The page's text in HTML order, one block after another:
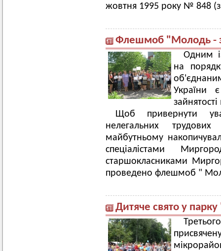
жовтня 1995 року № 848
Флешмоб "Молодь -
Одним
на
України
Щоб привернути
нелегальних
майбутньому
спеціалістами
старшокласниками
проведено флешмоб "
Дитяче свято у